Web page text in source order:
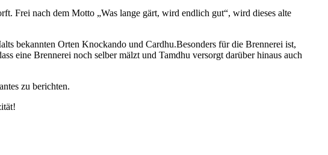
Frei nach dem Motto „Was lange gärt, wird endlich gut“, wird dieses alte
bekannten Orten Knockando und Cardhu.Besonders für die Brennerei ist,
eine Brennerei noch selber mälzt und Tamdhu versorgt darüber hinaus auch
zu berichten.